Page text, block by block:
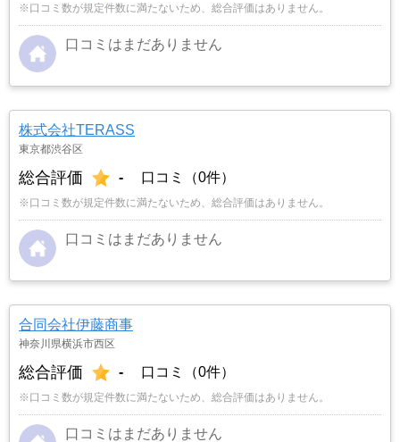
※口コミ数が規定件数に満たないため、総合評価はありません。
口コミはまだありません
株式会社TERASS
東京都渋谷区
総合評価 - 口コミ（0件）
※口コミ数が規定件数に満たないため、総合評価はありません。
口コミはまだありません
合同会社伊藤商事
神奈川県横浜市西区
総合評価 - 口コミ（0件）
※口コミ数が規定件数に満たないため、総合評価はありません。
口コミはまだありません